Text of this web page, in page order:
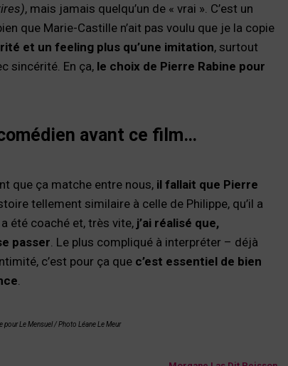
, mais jamais quelqu’un de « vrai ». C’est un
que Marie-Castille n’ait pas voulu que je la copie
et un feeling plus qu’une imitation, surtout
sincérité. En ça, le choix de Pierre Rabine pour
avant ce film…
que ça matche entre nous, il fallait que Pierre
tellement similaire à celle de Philippe, qu’il a
été coaché et, très vite, j’ai réalisé que,
passer . Le plus compliqué à interpréter – déjà
c’est pour ça que c’est essentiel de bien
pour Le Mensuel / Photo Léane Le Meur